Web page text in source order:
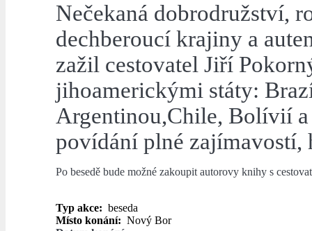
Nečekaná dobrodružství,
dechberoucí krajiny a
zažil cestovatel Jiří
jihoamerickými státy:
Argentinou,Chile, Bolívií
povídání plné zajímavostí,
Po besedě bude možné zakoupit autorovy knihy s
Typ akce: beseda
Místo konání: Nový Bor